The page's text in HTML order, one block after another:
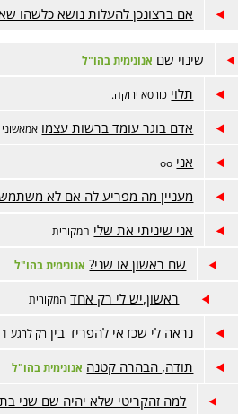
אם ברצונכן להעלות נושא כלשהו
שינוי שם אנונימית בהו"ל
תלוי כורסא ירוקה.
אדם בוגר עומד ברשות עצמו אמאשוני
אני oo
מעניין מה מפריע לה אם לא
אני שיניתי את שלי המקורית
שם ראשון או שני? אנונימית בהו"ל
ראשון,יש לי רק אחד המקורית
נראה לי שכדאי להפריד בין רק לרגע 1
תודה, הבהרה קטנה אנונימית בהו"ל
למה זהקריטי שלא יהיה שם שני